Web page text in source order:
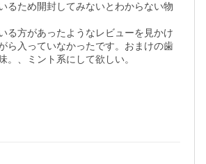
るため開封してみないとわからない物
る方があったようなレビューを見かけ
ら入っていなかったです。おまけの歯
。、ミント系にして欲しい。